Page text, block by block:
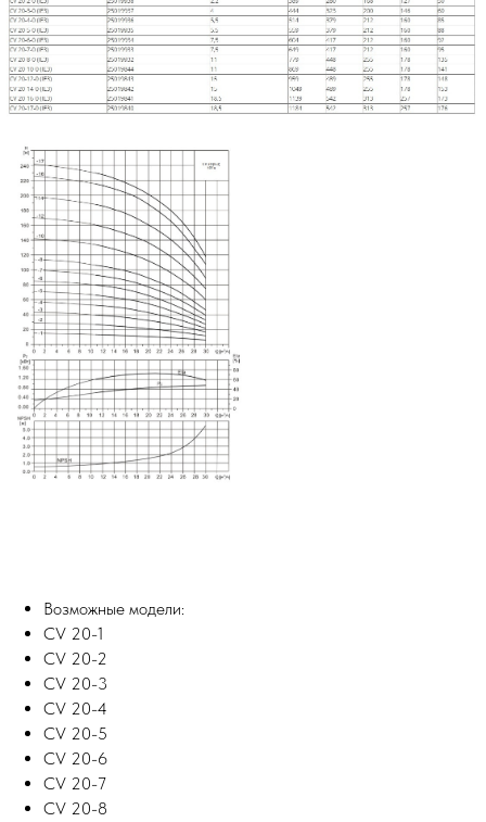
Возможные модели:
CV 20-1
CV 20-2
CV 20-3
CV 20-4
CV 20-5
CV 20-6
CV 20-7
CV 20-8